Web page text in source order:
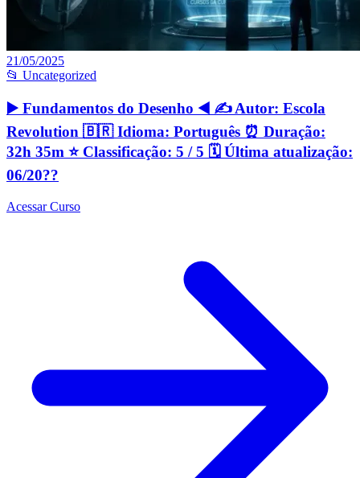
21/05/2025
📂 Uncategorized
▶️ Fundamentos do Desenho ◀️ ✍️ Autor: Escola
Revolution 🇧🇷 Idioma: Português ⏰ Duração:
32h 35m ⭐️ Classificação: 5 / 5 🗓 Última atualização:
06/20??
Acessar Curso